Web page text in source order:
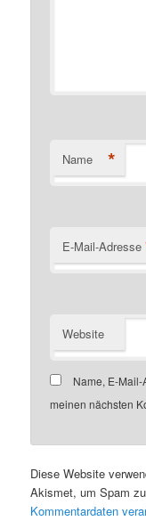
Name *
E-Mail-Adresse
Website
Name, E-
meinen nächsten
Diese Website
Akismet, um Spam
Kommentardaten